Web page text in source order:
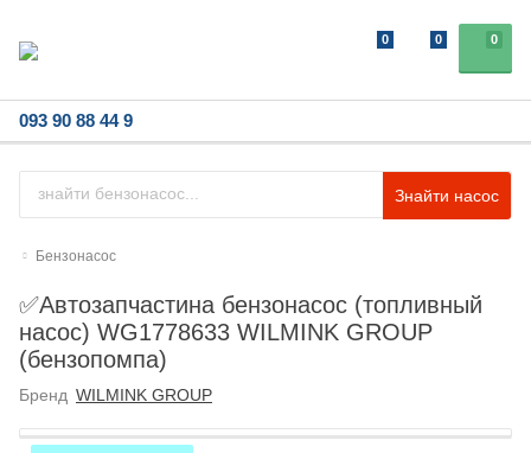
0
0 0
093 90 88 44 9
Знайти насос
Бензонасос
✅Автозапчастина бензонасос (топливный
насос) WG1778633 WILMINK GROUP
(бензопомпа)
Бренд WILMINK GROUP